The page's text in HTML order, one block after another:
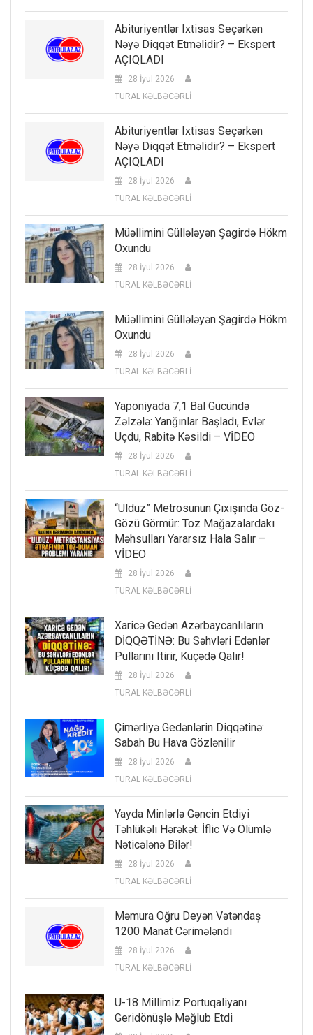
Abituriyentlər Ixtisas Seçərkən
Nəyə Diqqət Etməlidir? – Ekspert
AÇIQLADI
28 İyul 2026
TURAL KƏLBƏCƏRLİ
Abituriyentlər Ixtisas Seçərkən
Nəyə Diqqət Etməlidir? – Ekspert
AÇIQLADI
28 İyul 2026
TURAL KƏLBƏCƏRLİ
Müəllimini Güllələyən Şagirdə Hökm
Oxundu
28 İyul 2026
TURAL KƏLBƏCƏRLİ
Müəllimini Güllələyən Şagirdə Hökm
Oxundu
28 İyul 2026
TURAL KƏLBƏCƏRLİ
Yaponiyada 7,1 Bal Gücündə
Zəlzələ: Yanğınlar Başladı, Evlər
Uçdu, Rabitə Kəsildi – VİDEO
28 İyul 2026
TURAL KƏLBƏCƏRLİ
“Ulduz” Metrosunun Çıxışında Göz-
Gözü Görmür: Toz Mağazalardakı
Məhsulları Yararsız Hala Salır –
VİDEO
28 İyul 2026
TURAL KƏLBƏCƏRLİ
Xaricə Gedən Azərbaycanlıların
DİQQƏTİNƏ: Bu Səhvləri Edənlər
Pullarını Itirir, Küçədə Qalır!
28 İyul 2026
TURAL KƏLBƏCƏRLİ
Çimərliyə Gedənlərin Diqqətinə:
Sabah Bu Hava Gözlənilir
28 İyul 2026
TURAL KƏLBƏCƏRLİ
Yayda Minlərlə Gəncin Etdiyi
Təhlükəli Hərəkət: İflic Və Ölümlə
Nəticələnə Bilər!
28 İyul 2026
TURAL KƏLBƏCƏRLİ
Məmura Oğru Deyən Vətəndaş
1200 Manat Cərimələndi
28 İyul 2026
TURAL KƏLBƏCƏRLİ
U-18 Millimiz Portuqaliyanı
Geridönüşlə Məğlub Etdi